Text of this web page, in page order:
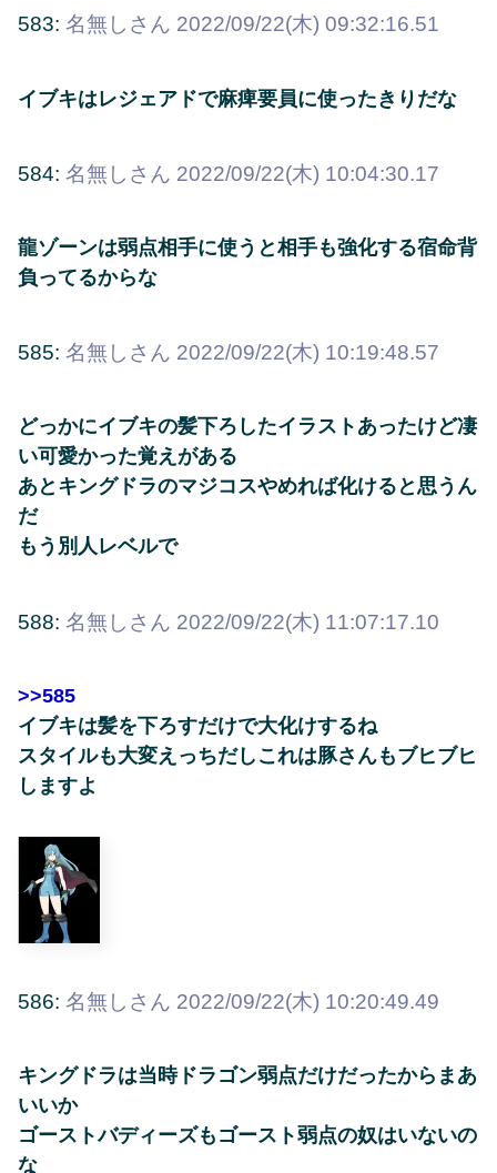
583: 名無しさん 2022/09/22(木) 09:32:16.51
イブキはレジェアドで麻痺要員に使ったきりだな
584: 名無しさん 2022/09/22(木) 10:04:30.17
龍ゾーンは弱点相手に使うと相手も強化する宿命背
負ってるからな
585: 名無しさん 2022/09/22(木) 10:19:48.57
どっかにイブキの髪下ろしたイラストあったけど凄
い可愛かった覚えがある
あとキングドラのマジコスやめれば化けると思うん
だ
もう別人レベルで
588: 名無しさん 2022/09/22(木) 11:07:17.10
>>585
イブキは髪を下ろすだけで大化けするね
スタイルも大変えっちだしこれは豚さんもブヒブヒ
しますよ
586: 名無しさん 2022/09/22(木) 10:20:49.49
キングドラは当時ドラゴン弱点だけだったからまあ
いいか
ゴーストバディーズもゴースト弱点の奴はいないの
な